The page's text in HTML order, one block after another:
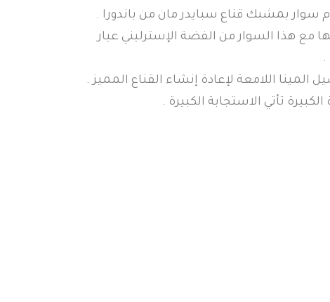
سوار بمشبك قناع سبايدر مان من باندورا .
هذا السوار من الفضة الإسترليني عيار
اللامعة لإعادة إنشاء القناع المميز .
تأتي الاستجابة الكبيرة .